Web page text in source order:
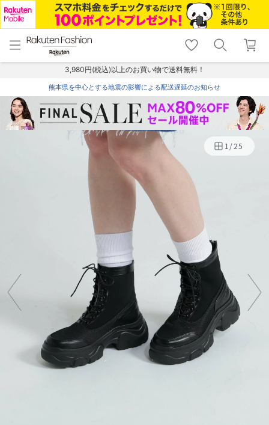
menu home
トップ
shopping_cart lock_outline
ログイン
3,980円(税込)以上のお買い物で送料無料！
熊本県を中心とする地震の影響による配送遅延のお知らせ
1/25